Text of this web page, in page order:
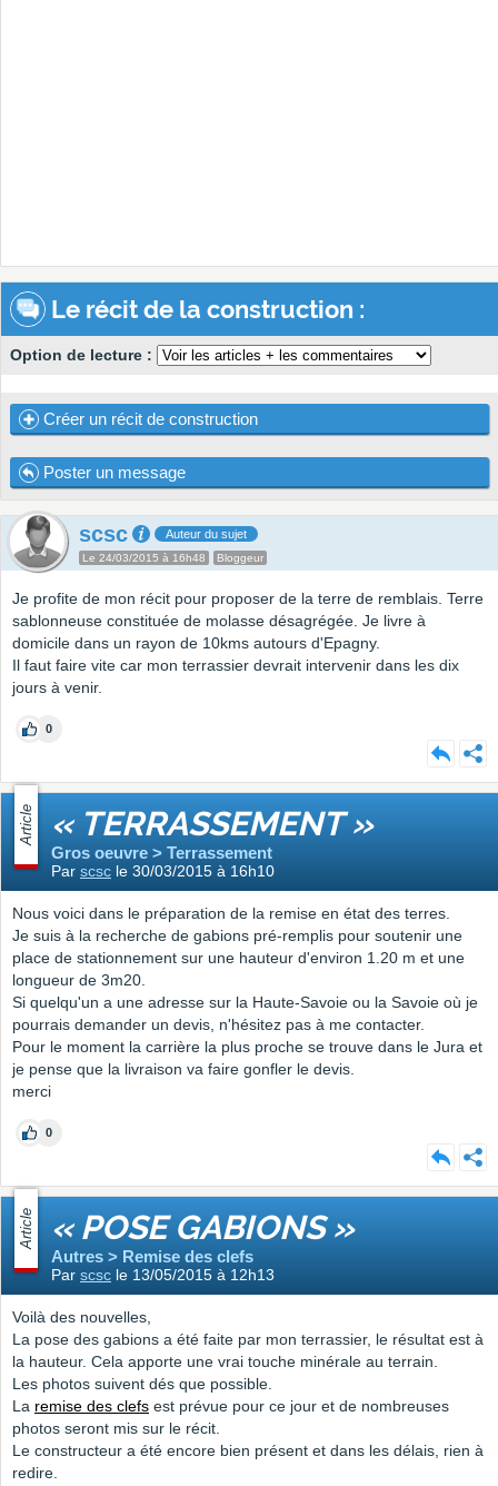
Le récit de la construction :
Option de lecture :
Créer un récit de construction
Poster un message
scsc Auteur du sujet
Le 24/03/2015 à 16h48 Bloggeur
Je profite de mon récit pour proposer de la terre de remblais. Terre
sablonneuse constituée de molasse désagrégée. Je livre à
domicile dans un rayon de 10kms autours d'Epagny.
Il faut faire vite car mon terrassier devrait intervenir dans les dix
jours à venir.
0
Article « TERRASSEMENT »
Gros oeuvre > Terrassement
Par scsc le 30/03/2015 à 16h10
Nous voici dans le préparation de la remise en état des terres.
Je suis à la recherche de gabions pré-remplis pour soutenir une
place de stationnement sur une hauteur d'environ 1.20 m et une
longueur de 3m20.
Si quelqu'un a une adresse sur la Haute-Savoie ou la Savoie où je
pourrais demander un devis, n'hésitez pas à me contacter.
Pour le moment la carrière la plus proche se trouve dans le Jura et
je pense que la livraison va faire gonfler le devis.
merci
0
Article « POSE GABIONS »
Autres > Remise des clefs
Par scsc le 13/05/2015 à 12h13
Voilà des nouvelles,
La pose des gabions a été faite par mon terrassier, le résultat est à
la hauteur. Cela apporte une vrai touche minérale au terrain.
Les photos suivent dés que possible.
La remise des clefs est prévue pour ce jour et de nombreuses
photos seront mis sur le récit.
Le constructeur a été encore bien présent et dans les délais, rien à
redire.